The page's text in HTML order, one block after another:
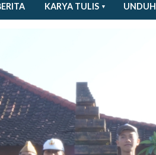
KARYA TULIS UNDUH